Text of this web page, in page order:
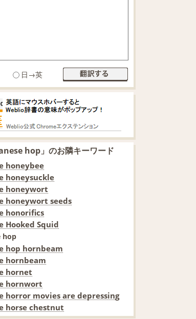
日→英
hop」のお隣キーワード
honeybee
honeysuckle
honeywort
honeywort seeds
honorifics
Hooked Squid
hop
hop hornbeam
hornbeam
hornet
hornwort
horror movies are depressing
horse chestnut